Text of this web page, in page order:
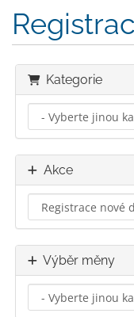
Kategorie
Akce
Výběr měny